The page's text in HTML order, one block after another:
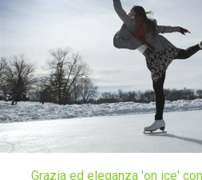
Grazia ed eleganza 'on ice'